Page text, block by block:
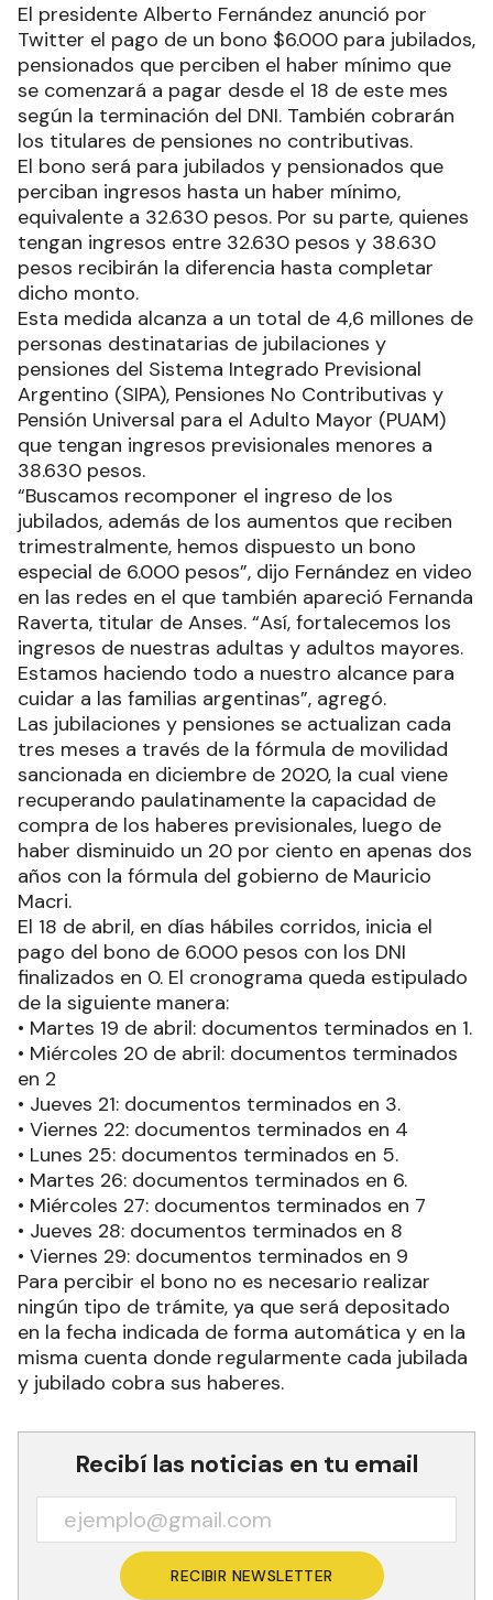
El presidente Alberto Fernández anunció por
Twitter el pago de un bono $6.000 para jubilados,
pensionados que perciben el haber mínimo que
se comenzará a pagar desde el 18 de este mes
según la terminación del DNI. También cobrarán
los titulares de pensiones no contributivas.
El bono será para jubilados y pensionados que
perciban ingresos hasta un haber mínimo,
equivalente a 32.630 pesos. Por su parte, quienes
tengan ingresos entre 32.630 pesos y 38.630
pesos recibirán la diferencia hasta completar
dicho monto.
Esta medida alcanza a un total de 4,6 millones de
personas destinatarias de jubilaciones y
pensiones del Sistema Integrado Previsional
Argentino (SIPA), Pensiones No Contributivas y
Pensión Universal para el Adulto Mayor (PUAM)
que tengan ingresos previsionales menores a
38.630 pesos.
“Buscamos recomponer el ingreso de los
jubilados, además de los aumentos que reciben
trimestralmente, hemos dispuesto un bono
especial de 6.000 pesos”, dijo Fernández en video
en las redes en el que también apareció Fernanda
Raverta, titular de Anses. “Así, fortalecemos los
ingresos de nuestras adultas y adultos mayores.
Estamos haciendo todo a nuestro alcance para
cuidar a las familias argentinas”, agregó.
Las jubilaciones y pensiones se actualizan cada
tres meses a través de la fórmula de movilidad
sancionada en diciembre de 2020, la cual viene
recuperando paulatinamente la capacidad de
compra de los haberes previsionales, luego de
haber disminuido un 20 por ciento en apenas dos
años con la fórmula del gobierno de Mauricio
Macri.
El 18 de abril, en días hábiles corridos, inicia el
pago del bono de 6.000 pesos con los DNI
finalizados en 0. El cronograma queda estipulado
de la siguiente manera:
• Martes 19 de abril: documentos terminados en 1.
• Miércoles 20 de abril: documentos terminados
en 2
• Jueves 21: documentos terminados en 3.
• Viernes 22: documentos terminados en 4
• Lunes 25: documentos terminados en 5.
• Martes 26: documentos terminados en 6.
• Miércoles 27: documentos terminados en 7
• Jueves 28: documentos terminados en 8
• Viernes 29: documentos terminados en 9
Para percibir el bono no es necesario realizar
ningún tipo de trámite, ya que será depositado
en la fecha indicada de forma automática y en la
misma cuenta donde regularmente cada jubilada
y jubilado cobra sus haberes.
Recibí las noticias en tu email
RECIBIR NEWSLETTER